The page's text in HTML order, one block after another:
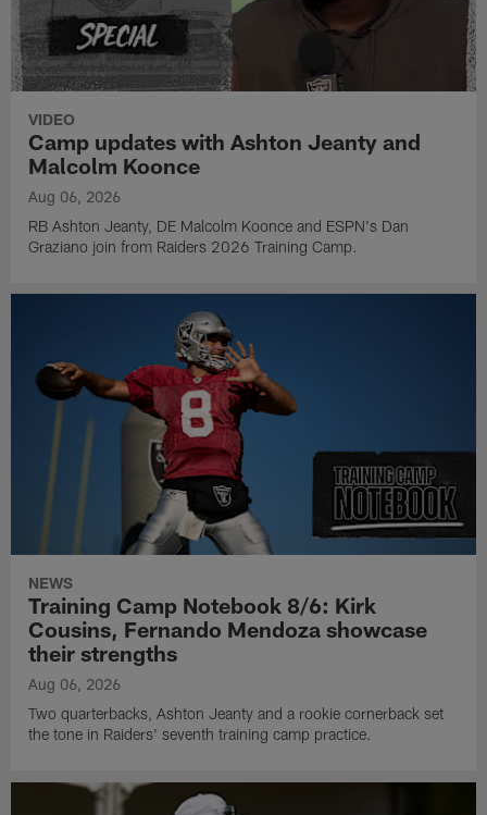
VIDEO
Camp updates with Ashton Jeanty and
Malcolm Koonce
Aug 06, 2026
RB Ashton Jeanty, DE Malcolm Koonce and ESPN's Dan
Graziano join from Raiders 2026 Training Camp.
NEWS
Training Camp Notebook 8/6: Kirk
Cousins, Fernando Mendoza showcase
their strengths
Aug 06, 2026
Two quarterbacks, Ashton Jeanty and a rookie cornerback set
the tone in Raiders' seventh training camp practice.